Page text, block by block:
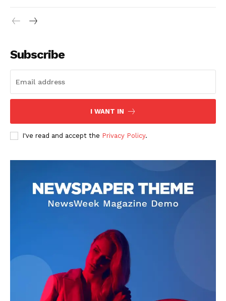
Contact us
Subscription Plans
My account
Subscribe
I WANT IN
I've read and accept the Privacy Policy.